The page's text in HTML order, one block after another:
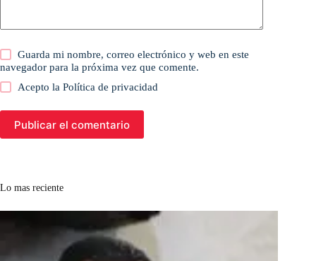
Guarda mi nombre, correo electrónico y web en este
navegador para la próxima vez que comente.
Acepto laPolítica de privacidad
Publicar el comentario
Lo mas reciente